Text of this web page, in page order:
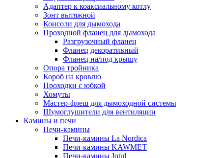
Адаптер к коаксиальному котлу
Зонт вытяжной
Консоли для дымохода
Проходной фланец для дымохода
Разгрузочный фланец
Фланец декоративный
Фланец на/под крышу
Опора тройника
Короб на кровлю
Проходки с юбкой
Хомуты
Мастер-флеш для дымоходной системы
Шумоглушители для вентиляции
Камины и печи
Печи-камины
Печи-камины La Nordica
Печи-камины KAWMET
Печи-камины Jotul